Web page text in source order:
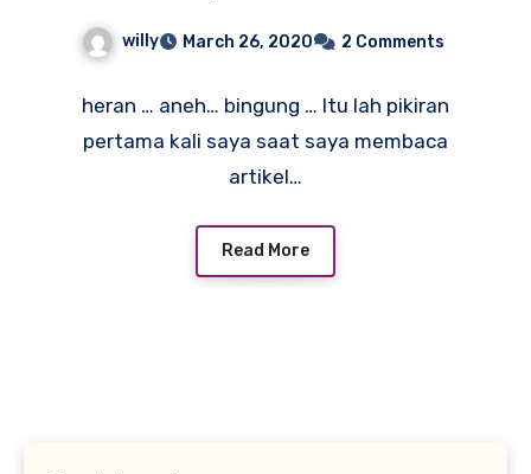
willy March 26, 2020 2 Comments
heran … aneh… bingung … Itu lah pikiran
pertama kali saya saat saya membaca
artikel…
Read More